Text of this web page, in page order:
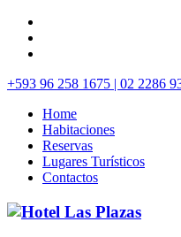
+593 96 258 1675 | 02 2286
Home
Habitaciones
Reservas
Lugares Turísticos
Contactos